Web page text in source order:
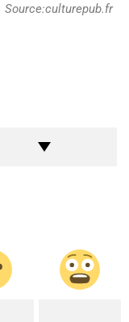
Source:culturepub.fr